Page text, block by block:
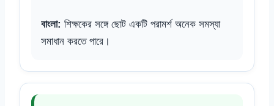
বাংলা: শিক্ষকের সঙ্গে ছোট একটি পরামর্শ অনেক সমস্যা
সমাধান করতে পারে।